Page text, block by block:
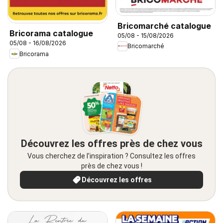
Bricorama catalogue
05/08 - 16/08/2026
Bricorama
Bricomarché catalogue
05/08 - 15/08/2026
Bricomarché
Découvrez les offres près de chez vous
Vous cherchez de l’inspiration ? Consultez les offres
près de chez vous !
Découvrez les offres